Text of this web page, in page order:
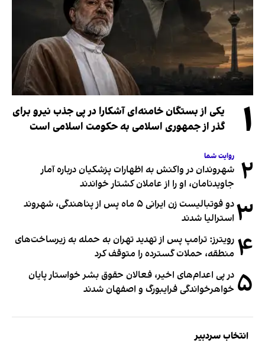
۱
یکی از بستگان خامنه‌ای آشکارا در پی جذب نیرو برای
گذر از جمهوری اسلامی به حکومت اسلامی است
۲ روایت شما
شهروندان در واکنش به اظهارات پزشکیان درباره آمار
جاویدنامان، او را از عاملان کشتار خواندند
۳
دو فوتبالیست زن ایرانی ۵ ماه پس از پناهندگی، شهروند
استرالیا شدند
۴ رویترز: ترامپ پس از تهدید تهران به حمله به زیرساخت‌های
منطقه، حملات گسترده را متوقف کرد
۵ در پی اعدام‌های اخیر، فعالان حقوق بشر خواستار پایان
خواهرخواندگی فرایبورگ و اصفهان شدند
انتخاب سردبیر